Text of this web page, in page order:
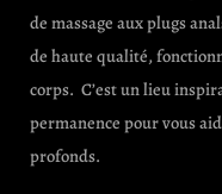
de massage aux plugs
de haute qualité,
corps. C’est un lieu
permanence pour vous
profonds.